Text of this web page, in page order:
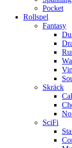
Pocket
Rollspel
Fantasy
Skräck
SciFi